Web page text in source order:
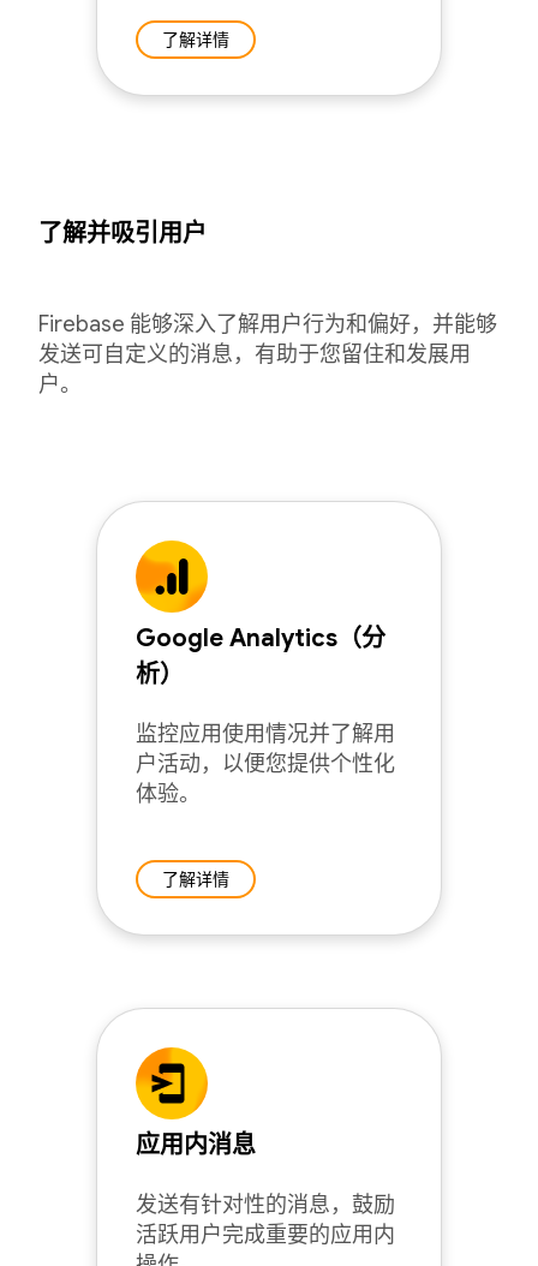
了解详情
了解并吸引用户
Firebase 能够深入了解用户行为和偏好，并能够
发送可自定义的消息，有助于您留住和发展用
户。
Google Analytics（分
析）
监控应用使用情况并了解用
户活动，以便您提供个性化
体验。
了解详情
应用内消息
发送有针对性的消息，鼓励
活跃用户完成重要的应用内